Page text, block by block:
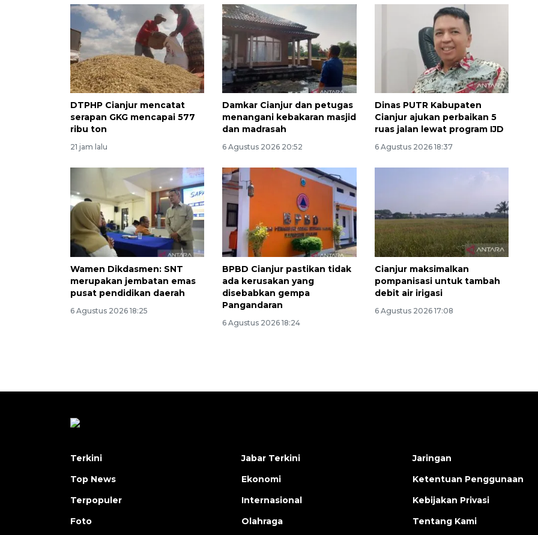
DTPHP Cianjur mencatat
serapan GKG mencapai 577
ribu ton
21 jam lalu
Damkar Cianjur dan petugas
menangani kebakaran masjid
dan madrasah
6 Agustus 2026 20:52
Dinas PUTR Kabupaten
Cianjur ajukan perbaikan 5
ruas jalan lewat program IJD
6 Agustus 2026 18:37
Wamen Dikdasmen: SNT
merupakan jembatan emas
pusat pendidikan daerah
6 Agustus 2026 18:25
BPBD Cianjur pastikan tidak
ada kerusakan yang
disebabkan gempa
Pangandaran
6 Agustus 2026 18:24
Cianjur maksimalkan
pompanisasi untuk tambah
debit air irigasi
6 Agustus 2026 17:08
Awas penipuan berbasis AI
2026-08-07 13:45:00
Terkini
Top News
Terpopuler
Foto
Jabar Terkini
Ekonomi
Internasional
Olahraga
Jaringan
Ketentuan Penggunaan
Kebijakan Privasi
Tentang Kami